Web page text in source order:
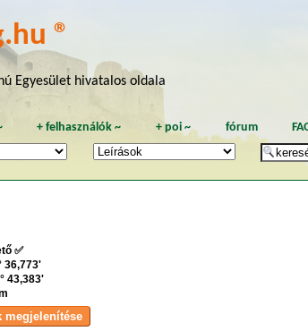
®
Egyesület hivatalos oldala
+felhasználók ~ + poi~ fórum
✅
36,773'
43,383'